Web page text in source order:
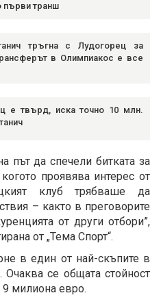
първи транш
тръгна с Лудогорец за
в Олимпиакос е все
е твърд, иска точно 10 млн.
път да спечели битката за
проявява интерес от
клуб трябваше да
– както в преговорите
от други отбори”,
от „Тема Спорт“.
в един от най-скъпите в
Очаква се общата стойност
9 милиона евро.